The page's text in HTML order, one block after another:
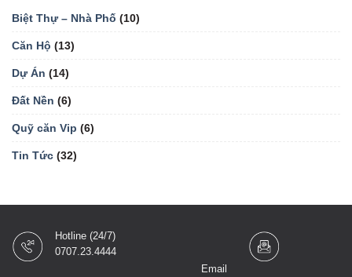
Biệt Thự – Nhà Phố (10)
Căn Hộ (13)
Dự Án (14)
Đất Nền (6)
Quỹ căn Vip (6)
Tin Tức (32)
Hotline (24/7)
0707.23.4444
Email